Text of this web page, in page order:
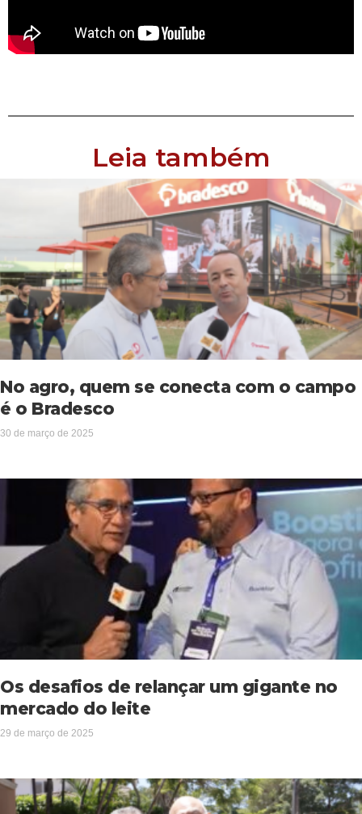
Leia também
No agro, quem se conecta com o campo
é o Bradesco
30 de março de 2025
Os desafios de relançar um gigante no
mercado do leite
29 de março de 2025